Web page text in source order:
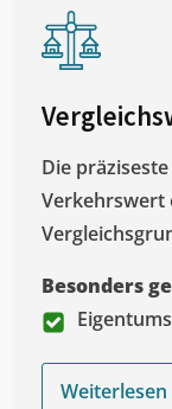
Die
Verkehrswert
Besonders
Weiterlesen